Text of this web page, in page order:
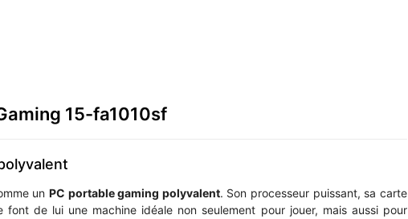
15-fa1010sf
un PC portable gaming polyvalent. Son processeur puissant, sa carte
font de lui une machine idéale non seulement pour jouer, mais aussi pour